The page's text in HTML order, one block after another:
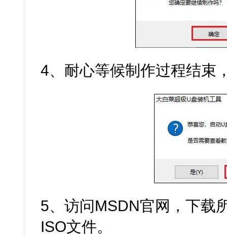
4、耐心等候制作过程结束
5、访问MSDN官网，下载
ISO文件。